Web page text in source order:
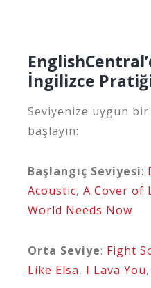
İngilizce Pratiği
Seviyenize uygun bir
başlayın:
Başlangıç Seviyesi:
Acoustic, A Cover of
World Needs Now
Orta Seviye: Fight
Like Elsa, I Lava You,